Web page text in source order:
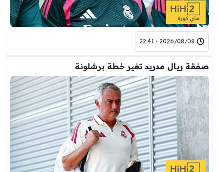
2026/08/08 - 22:41
صفقة ريال مدريد تغير خطة برشلونة